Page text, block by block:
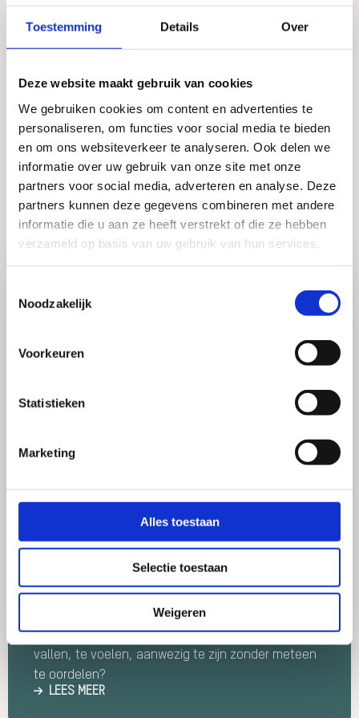
Toestemming Details Over
Deze website maakt gebruik van cookies
We gebruiken cookies om content en advertenties te
personaliseren, om functies voor social media te bieden
en om ons websiteverkeer te analyseren. Ook delen we
informatie over uw gebruik van onze site met onze
partners voor social media, adverteren en analyse. Deze
partners kunnen deze gegevens combineren met andere
informatie die u aan ze heeft verstrekt of die ze hebben
verzameld op basis van uw gebruik van hun services.
Noodzakelijk
Voorkeuren
Statistieken
Marketing
Alles toestaan
Selectie toestaan
Weigeren
en gaat te paard’. Vanuit verwondering ben ik de mailer
les. Maar mijn vertrouwen krijgt hij daarmee niet…
-Bart M. Diepenbroek
Share!
via:
via:
Share
via:
via:
via:
Meer inspiratie
te gaan. Waar ‘druk zijn’ bijna een statussymbool
is. Waar je het idee krijgt dat je pas telt als je
presteert, overtuigt, jezelf bewijst. Maar wie leert er
eigenlijk nog echt te luisteren? Wie durft er stil te
vallen, te voelen, aanwezig te zijn zonder meteen
te oordelen?
LEES MEER
meer